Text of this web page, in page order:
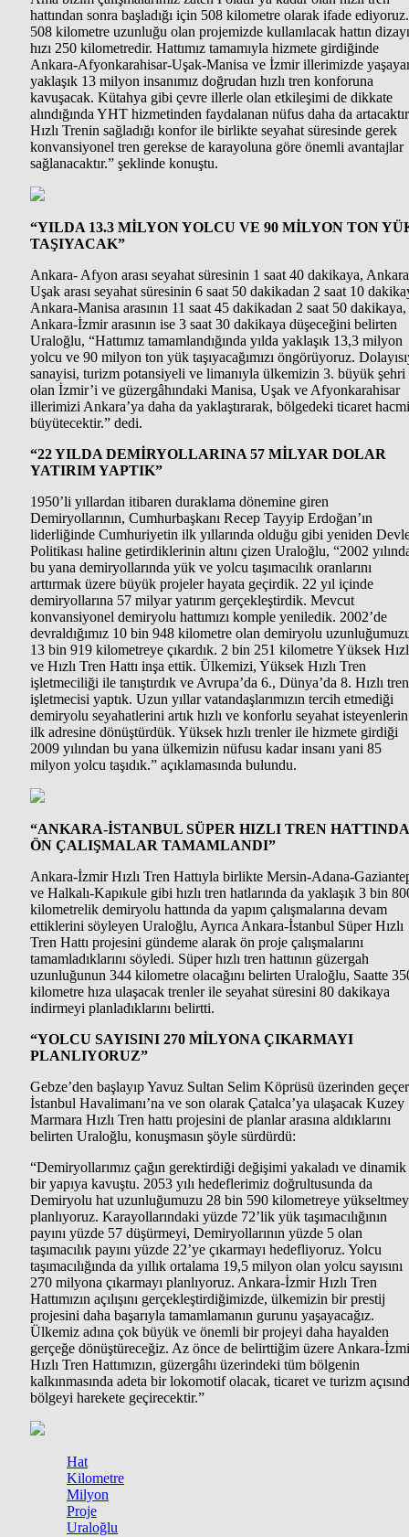
hattından sonra başladığı için 508 kilometre olarak ifade ediyoruz.
508 kilometre uzunluğu olan projemizde kullanılacak hattın
hızı 250 kilometredir. Hattımız tamamıyla hizmete girdiğinde
Ankara-Afyonkarahisar-Uşak-Manisa ve İzmir illerimizde
yaklaşık 13 milyon insanımız doğrudan hızlı tren konforuna
kavuşacak. Kütahya gibi çevre illerle olan etkileşimi de dikkate
alındığında YHT hizmetinden faydalanan nüfus daha da
Hızlı Trenin sağladığı konfor ile birlikte seyahat süresinde gerek
konvansiyonel tren gerekse de karayoluna göre önemli avantajlar
sağlanacaktır.” şeklinde konuştu.
“YILDA 13.3 MİLYON YOLCU VE 90 MİLYON TON
TAŞIYACAK”
Ankara- Afyon arası seyahat süresinin 1 saat 40 dakikaya,
Uşak arası seyahat süresinin 6 saat 50 dakikadan 2 saat 10
Ankara-Manisa arasının 11 saat 45 dakikadan 2 saat 50 dakikaya,
Ankara-İzmir arasının ise 3 saat 30 dakikaya düşeceğini belirten
Uraloğlu, “Hattımız tamamlandığında yılda yaklaşık 13,3 milyon
yolcu ve 90 milyon ton yük taşıyacağımızı öngörüyoruz.
sanayisi, turizm potansiyeli ve limanıyla ülkemizin 3. büyük şehri
olan İzmir’i ve güzergâhındaki Manisa, Uşak ve Afyonkarahisar
illerimizi Ankara’ya daha da yaklaştırarak, bölgedeki ticaret
büyütecektir.” dedi.
“22 YILDA DEMİRYOLLARINA 57 MİLYAR DOLAR
YATIRIM YAPTIK”
1950’li yıllardan itibaren duraklama dönemine giren
Demiryollarının, Cumhurbaşkanı Recep Tayyip Erdoğan’ın
liderliğinde Cumhuriyetin ilk yıllarında olduğu gibi yeniden
Politikası haline getirdiklerinin altını çizen Uraloğlu, “2002
bu yana demiryollarında yük ve yolcu taşımacılık oranlarını
arttırmak üzere büyük projeler hayata geçirdik. 22 yıl içinde
demiryollarına 57 milyar yatırım gerçekleştirdik. Mevcut
konvansiyonel demiryolu hattımızı komple yeniledik. 2002’de
devraldığımız 10 bin 948 kilometre olan demiryolu
13 bin 919 kilometreye çıkardık. 2 bin 251 kilometre Yüksek
ve Hızlı Tren Hattı inşa ettik. Ülkemizi, Yüksek Hızlı Tren
işletmeciliği ile tanıştırdık ve Avrupa’da 6., Dünya’da 8. Hızlı tren
işletmecisi yaptık. Uzun yıllar vatandaşlarımızın tercih etmediği
demiryolu seyahatlerini artık hızlı ve konforlu seyahat isteyenlerin
ilk adresine dönüştürdük. Yüksek hızlı trenler ile hizmete girdiği
2009 yılından bu yana ülkemizin nüfusu kadar insanı yani 85
milyon yolcu taşıdık.” açıklamasında bulundu.
“ANKARA-İSTANBUL SÜPER HIZLI TREN HATTINDA
ÖN ÇALIŞMALAR TAMAMLANDI”
Ankara-İzmir Hızlı Tren Hattıyla birlikte Mersin-Adana-
ve Halkalı-Kapıkule gibi hızlı tren hatlarında da yaklaşık 3 bin
kilometrelik demiryolu hattında da yapım çalışmalarına devam
ettiklerini söyleyen Uraloğlu, Ayrıca Ankara-İstanbul Süper Hızlı
Tren Hattı projesini gündeme alarak ön proje çalışmalarını
tamamladıklarını söyledi. Süper hızlı tren hattının güzergah
uzunluğunun 344 kilometre olacağını belirten Uraloğlu, Saatte
kilometre hıza ulaşacak trenler ile seyahat süresini 80 dakikaya
indirmeyi planladıklarını belirtti.
“YOLCU SAYISINI 270 MİLYONA ÇIKARMAYI
PLANLIYORUZ”
Gebze’den başlayıp Yavuz Sultan Selim Köprüsü üzerinden
İstanbul Havalimanı’na ve son olarak Çatalca’ya ulaşacak Kuzey
Marmara Hızlı Tren hattı projesini de planlar arasına aldıklarını
belirten Uraloğlu, konuşmasın şöyle sürdürdü:
“Demiryollarımız çağın gerektirdiği değişimi yakaladı ve dinamik
bir yapıya kavuştu. 2053 yılı hedeflerimiz doğrultusunda da
Demiryolu hat uzunluğumuzu 28 bin 590 kilometreye
planlıyoruz. Karayollarındaki yüzde 72’lik yük taşımacılığının
payını yüzde 57 düşürmeyi, Demiryollarının yüzde 5 olan
taşımacılık payını yüzde 22’ye çıkarmayı hedefliyoruz. Yolcu
taşımacılığında da yıllık ortalama 19,5 milyon olan yolcu sayısını
270 milyona çıkarmayı planlıyoruz. Ankara-İzmir Hızlı Tren
Hattımızın açılışını gerçekleştirdiğimizde, ülkemizin bir prestij
projesini daha başarıyla tamamlamanın gurunu yaşayacağız.
Ülkemiz adına çok büyük ve önemli bir projeyi daha hayalden
gerçeğe dönüştüreceğiz. Az önce de belirttiğim üzere Ankara-
Hızlı Tren Hattımızın, güzergâhı üzerindeki tüm bölgenin
kalkınmasında adeta bir lokomotif olacak, ticaret ve turizm
bölgeyi harekete geçirecektir.”
Hat
Kilometre
Milyon
Proje
Uraloğlu